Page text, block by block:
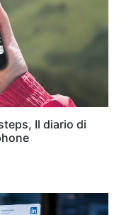
Il diario di